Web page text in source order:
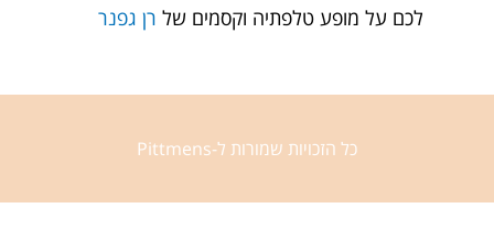
לכם על מופע טלפתיה וקסמים של רן גפנר
כל הזכויות שמורות ל-Pittmens